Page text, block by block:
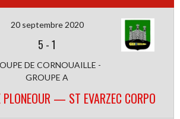
20 septembre 2020
5 -1
DE CORNOUAILLE -
GROUPE A
PLONEOUR — ST EVARZEC CORPO